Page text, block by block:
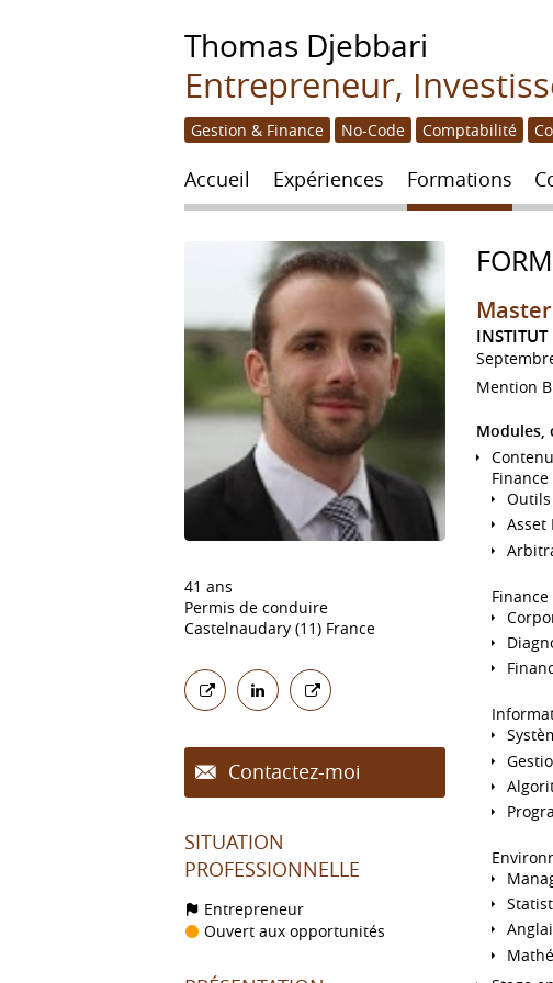
Thomas Djebbari
Entrepreneur,
Gestion & Finance No-Code Comptabilité
Accueil Expériences Formations
41 ans
Permis de conduire
Castelnaudary (11) France
Contactez-moi
SITUATION
PROFESSIONNELLE
Entrepreneur
Ouvert aux opportunités
INSTITUT
Mention
Modules,
Asset
Finance